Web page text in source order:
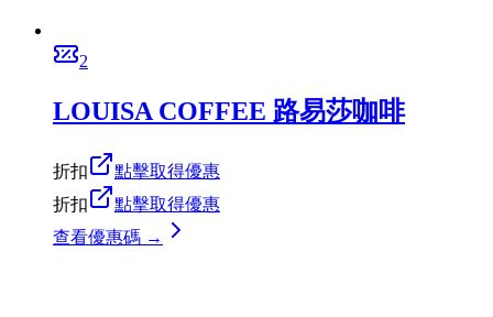
2
LOUISA COFFEE 路易莎咖啡
折扣
點擊取得優惠
折扣
點擊取得優惠
查看優惠碼 →